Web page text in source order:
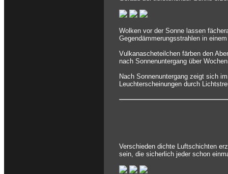
Wolken vor der Sonne lassen
Gegendämmerungsstrahlen in
Vulkanascheteilchen färben den
nach Sonnenuntergang über
Nach Sonnenuntergang zeigt sich
Leuchterscheinungen durch
Verschieden dichte Luftschichten
sein, die sicherlich jeder schon